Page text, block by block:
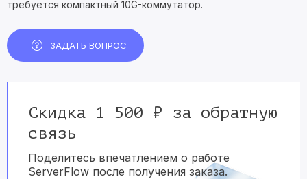
требуется компактный 10G-коммутатор.
ЗАДАТЬ ВОПРОС
Скидка 1 500 ₽ за обратную
связь
Поделитесь впечатлением о работе
ServerFlow после получения заказа.